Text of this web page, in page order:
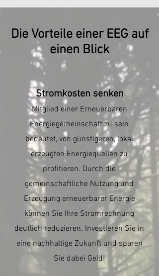
Die Vorteile einer EEG auf
einen Blick
Stromkosten senken
Mitglied einer Erneuerbaren
Energiegemeinschaft zu sein
bedeutet, von günstigeren, lokal
erzeugten Energiequellen zu
profitieren. Durch die
gemeinschaftliche Nutzung und
Erzeugung erneuerbarer Energie
können Sie Ihre Stromrechnung
deutlich reduzieren. Investieren Sie in
eine nachhaltige Zukunft und sparen
Sie dabei Geld!